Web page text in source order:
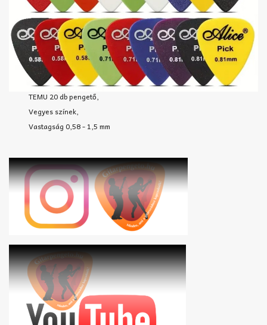
TEMU 20 db pengető,
Vegyes színek,
Vastagság 0,58 - 1,5 mm